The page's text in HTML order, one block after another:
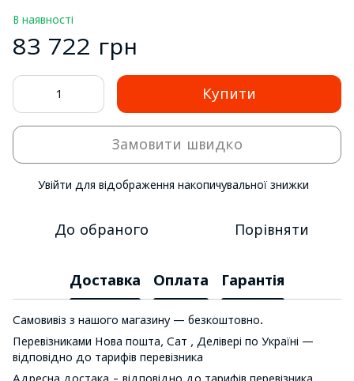
В наявності
83 722 грн
Купити
Замовити швидко
Увійти для відображення накопичувальної знижки
До обраного Порівняти
Доставка Оплата Гарантія
Самовивіз з нашого магазину — безкоштовно.
Перевізниками Нова пошта, Сат , Делівері по Україні —
відповідно до тарифів перевізника
Адресна достака - відповідно до тарифів перевізника